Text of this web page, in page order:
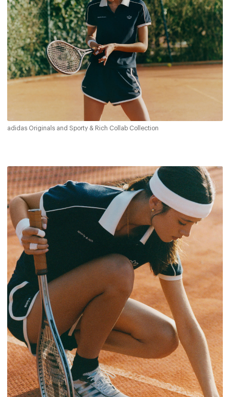
adidas Originals and Sporty & Rich Collab Collection